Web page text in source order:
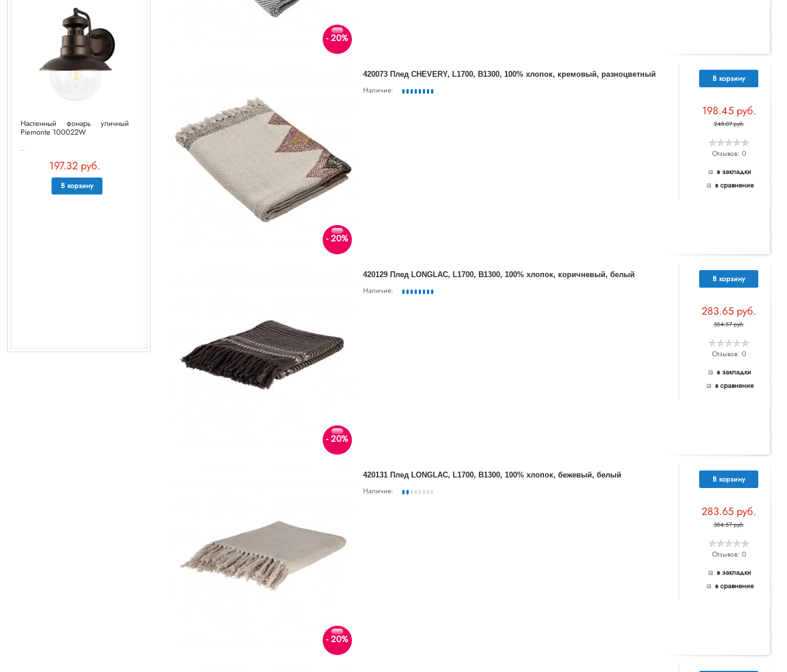
Настенный фонарь уличный
Piemonte 100022W
..
197.32 руб.
В корзину
- 20%
- 20%
420073 Плед CHEVERY, L1700, B1300, 100% хлопок, кремовый, разноцветный
Наличие:
В корзину
198.45 руб.
248.07 руб.
Отзывов: 0
в закладки
в сравнение
- 20%
420129 Плед LONGLAC, L1700, B1300, 100% хлопок, коричневый, белый
Наличие:
В корзину
283.65 руб.
354.57 руб.
Отзывов: 0
в закладки
в сравнение
- 20%
420131 Плед LONGLAC, L1700, B1300, 100% хлопок, бежевый, белый
Наличие:
В корзину
283.65 руб.
354.57 руб.
Отзывов: 0
в закладки
в сравнение